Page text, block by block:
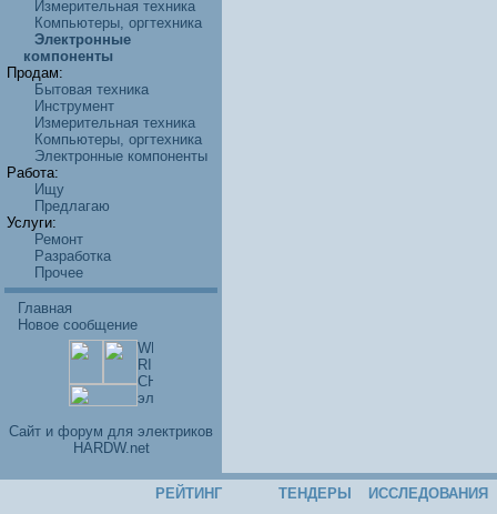
Измерительная техника
Компьютеры, оргтехника
Электронные
компоненты
Продам:
Бытовая техника
Инструмент
Измерительная техника
Компьютеры, оргтехника
Электронные компоненты
Работа:
Ищу
Предлагаю
Услуги:
Ремонт
Разработка
Прочее
Главная
Новое сообщение
Cайт и форум для электриков
HARDW.net
РЕЙТИНГ ТЕНДЕРЫ ИССЛЕДОВАНИЯ